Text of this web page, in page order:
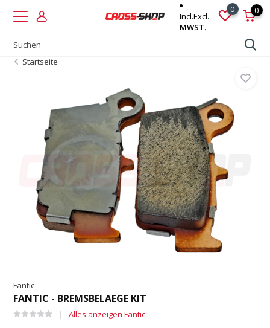
Incl.Excl.
MWST.
0 0
Startseite
Fantic
FANTIC - BREMSBELAEGE KIT
Alles anzeigen Fantic